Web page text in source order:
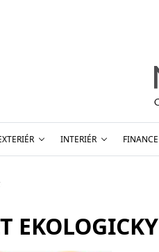
INTERIÉR FINANCE
EKOLOGICKY